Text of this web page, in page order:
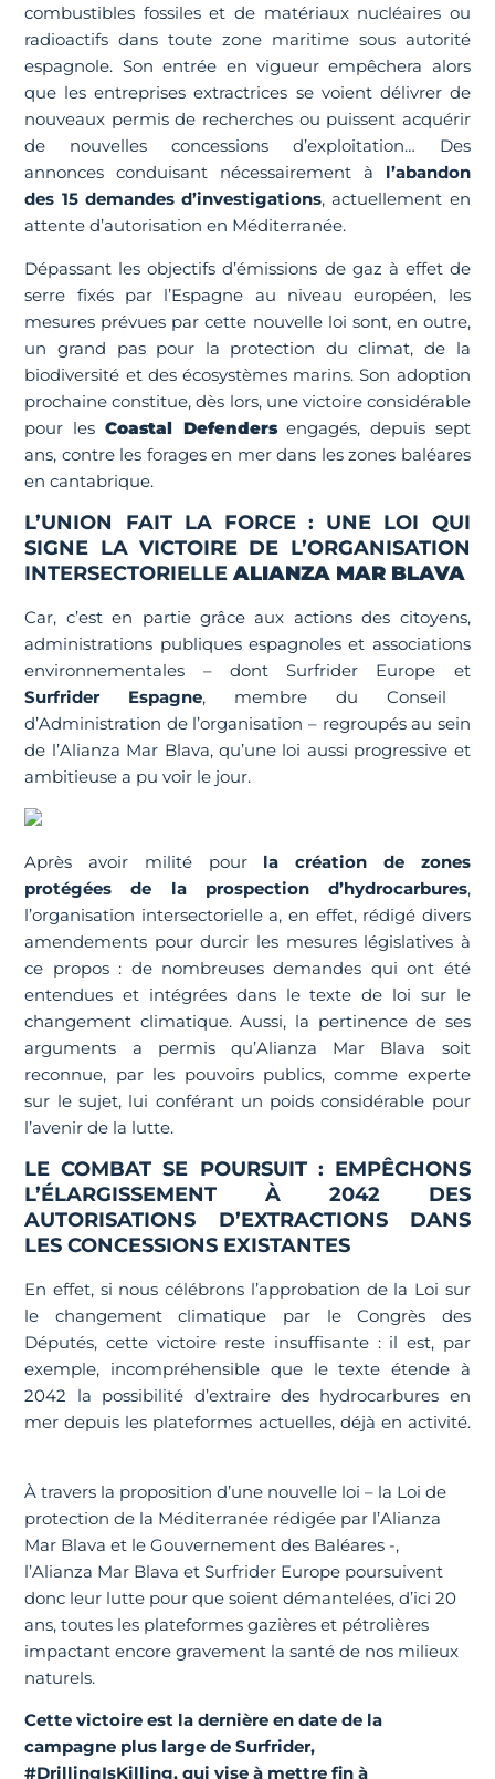
combustibles fossiles et de matériaux nucléaires ou
radioactifs dans toute zone maritime sous autorité
espagnole. Son entrée en vigueur empêchera alors
que les entreprises extractrices se voient délivrer de
nouveaux permis de recherches ou puissent acquérir
de nouvelles concessions d’exploitation… Des
annonces conduisant nécessairement à l’abandon
des 15 demandes d’investigations, actuellement en
attente d’autorisation en Méditerranée.
Dépassant les objectifs d’émissions de gaz à effet de
serre fixés par l’Espagne au niveau européen, les
mesures prévues par cette nouvelle loi sont, en outre,
un grand pas pour la protection du climat, de la
biodiversité et des écosystèmes marins. Son adoption
prochaine constitue, dès lors, une victoire considérable
pour les Coastal Defenders engagés, depuis sept
ans, contre les forages en mer dans les zones baléares
en cantabrique.
L’UNION FAIT LA FORCE : UNE LOI QUI
SIGNE LA VICTOIRE DE L’ORGANISATION
INTERSECTORIELLEALIANZA MAR BLAVA
Car, c’est en partie grâce aux actions des citoyens,
administrations publiques espagnoles et associations
environnementales – dont Surfrider Europe et
Surfrider Espagne, membre du Conseil
d’Administration de l’organisation – regroupés au sein
de l’Alianza Mar Blava, qu’une loi aussi progressive et
ambitieuse a pu voir le jour.
Après avoir milité pour la création de zones
protégées de la prospection d’hydrocarbures,
l’organisation intersectorielle a, en effet, rédigé divers
amendements pour durcir les mesures législatives à
ce propos : de nombreuses demandes qui ont été
entendues et intégrées dans le texte de loi sur le
changement climatique. Aussi, la pertinence de ses
arguments a permis qu’Alianza Mar Blava soit
reconnue, par les pouvoirs publics, comme experte
sur le sujet, lui conférant un poids considérable pour
l’avenir de la lutte.
LE COMBAT SE POURSUIT : EMPÊCHONS
L’ÉLARGISSEMENT À 2042 DES
AUTORISATIONS D’EXTRACTIONS DANS
LES CONCESSIONS EXISTANTES
En effet, si nous célébrons l’approbation de la Loi sur
le changement climatique par le Congrès des
Députés, cette victoire reste insuffisante : il est, par
exemple, incompréhensible que le texte étende à
2042 la possibilité d’extraire des hydrocarbures en
mer depuis les plateformes actuelles, déjà en activité.
À travers la proposition d’une nouvelle loi – la Loi de
protection de la Méditerranée rédigée par l’Alianza
Mar Blava et le Gouvernement des Baléares -,
l’Alianza Mar Blava et Surfrider Europe poursuivent
donc leur lutte pour que soient démantelées, d’ici 20
ans, toutes les plateformes gazières et pétrolières
impactant encore gravement la santé de nos milieux
naturels.
Cette victoire est la dernière en date de la
campagne plus large de Surfrider,
#DrillingIsKilling, qui vise à mettre fin à